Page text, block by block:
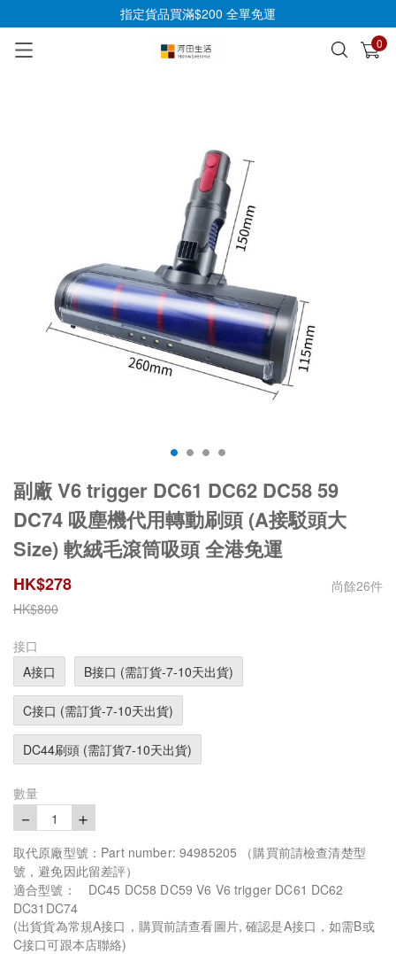
指定貨品買滿$200 全單免運
0
已加入購物車 查看
副廠 V6 trigger DC61 DC62 DC58 59
DC74 吸塵機代用轉動刷頭 (A接駁頭大
Size) 軟絨毛滾筒吸頭 全港免運
HK$278 尚餘26件
HK$800
接口
A接口
B接口 (需訂貨-7-10天出貨)
C接口 (需訂貨-7-10天出貨)
DC44刷頭 (需訂貨7-10天出貨)
數量
－ 1 ＋
取代原廠型號：Part number: 94985205 （購買前請檢查清楚型
號，避免因此留差評）
適合型號： DC45 DC58 DC59 V6 V6 trigger DC61 DC62
DC31DC74
(出貨貨為常規A接口，購買前請查看圖片, 確認是A接口，如需B或
C接口可跟本店聯絡)